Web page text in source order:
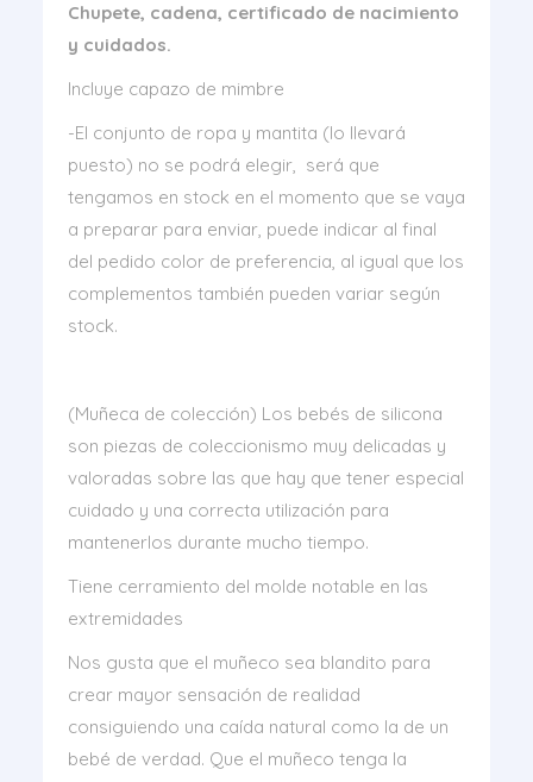
Chupete, cadena, certificado de nacimiento
y cuidados.
Incluye capazo de mimbre
-El conjunto de ropa y mantita (lo llevará
puesto) no se podrá elegir, será que
tengamos en stock en el momento que se vaya
a preparar para enviar, puede indicar al final
del pedido color de preferencia, al igual que los
complementos también pueden variar según
stock.
(Muñeca de colección) Los bebés de silicona
son piezas de coleccionismo muy delicadas y
valoradas sobre las que hay que tener especial
cuidado y una correcta utilización para
mantenerlos durante mucho tiempo.
Tiene cerramiento del molde notable en las
extremidades
Nos gusta que el muñeco sea blandito para
crear mayor sensación de realidad
consiguiendo una caída natural como la de un
bebé de verdad. Que el muñeco tenga la